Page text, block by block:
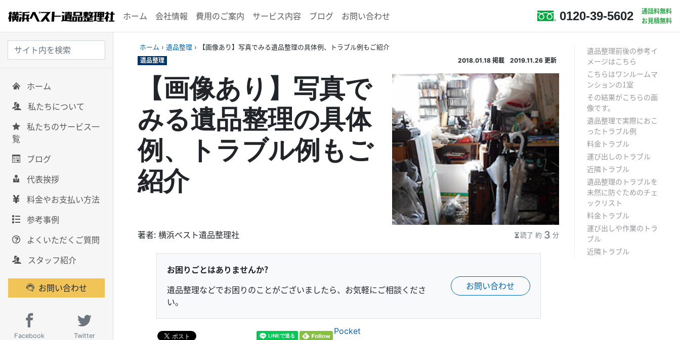
ホーム 会社情報 費用のご案内 サービス内容 ブログ お問い合わせ 0120-39-5602
通話料無料
お見積無料
ホーム
私たちについて
私たちのサービス一
覧
ブログ
代表挨拶
料金やお支払い方法
参考事例
よくいただくご質問
スタッフ紹介
お問い合わせ
Facebook Twitter
遺品整理前後の参考イ
メージはこちら
こちらはワンルームマ
ンションの１室
その結果がこちらの画
像です。
遺品整理で実際におこ
ったトラブル例
料金トラブル
運び出しのトラブル
近隣トラブル
遺品整理のトラブルを
未然に防ぐためのチェ
ックリスト
料金トラブル
運び出しや作業のトラ
ブル
近隣トラブル
ホーム › 遺品整理 ›
【画像あり】写真でみる遺品整理の具体例、トラブル例もご紹介
遺品整理
2018.01.18 掲載 2019.11.26 更新
【画像あり】写真で
みる遺品整理の具体
例、トラブル例もご
紹介
著者： 横浜ベスト遺品整理社 読了 約 3 分
お困りごとはありませんか？
遺品整理などでお困りのことがございましたら、お気軽にご相談くださ
い。
お問い合わせ
Pocket